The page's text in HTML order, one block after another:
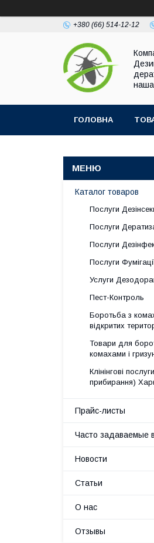
+380 (66) 514-12-12
ГОЛОВНА
Каталог товаров
Послуги
Послуги
Послуги
Послуги
Услуги
Пест-Контроль
Боротьба з
відкритих
Товари для
комахами і
Клінінгові
прибирання)
Прайс-листы
Часто задаваемые
Новости
Статьи
О нас
Отзывы